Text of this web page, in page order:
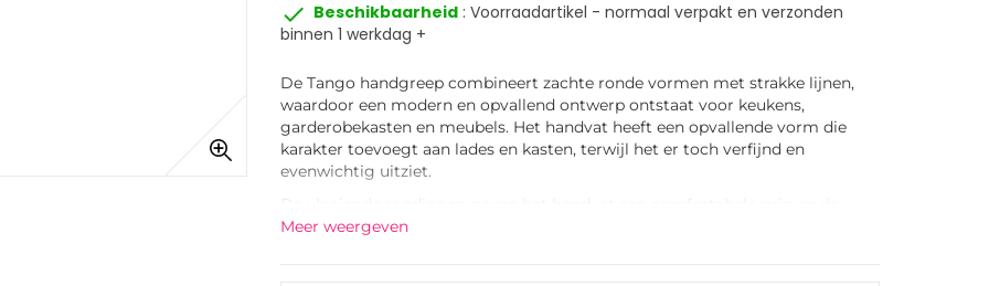
done Beschikbaarheid : Voorraadartikel - normaal verpakt en verzonden
binnen 1 werkdag +
De Tango handgreep combineert zachte ronde vormen met strakke lijnen,
waardoor een modern en opvallend ontwerp ontstaat voor keukens,
garderobekasten en meubels. Het handvat heeft een opvallende vorm die
karakter toevoegt aan lades en kasten, terwijl het er toch verfijnd en
evenwichtig uitziet.
afwerking van het oppervlak voegt diepte en textuur toe aan het ontwerp.
Meer weergeven